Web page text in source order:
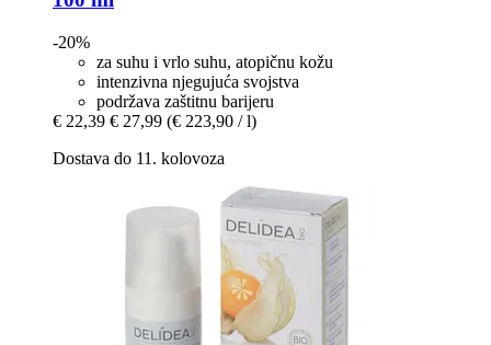
-20%
za suhu i vrlo suhu, atopičnu kožu
intenzivna njegujuća svojstva
podržava zaštitnu barijeru
€ 22,39 € 27,99 (€ 223,90 / l)
Dostava do 11. kolovoza